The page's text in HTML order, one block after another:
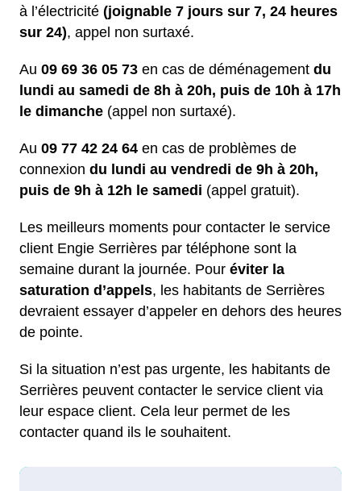
à l’électricité (joignable 7 jours sur 7, 24 heures
sur 24), appel non surtaxé.
Au 09 69 36 05 73 en cas de déménagement du
lundi au samedi de 8h à 20h, puis de 10h à 17h
le dimanche (appel non surtaxé).
Au 09 77 42 24 64 en cas de problèmes de
connexion du lundi au vendredi de 9h à 20h,
puis de 9h à 12h le samedi (appel gratuit).
Les meilleurs moments pour contacter le service
client Engie Serrières par téléphone sont la
semaine durant la journée. Pour éviter la
saturation d’appels, les habitants de Serrières
devraient essayer d’appeler en dehors des heures
de pointe.
Si la situation n’est pas urgente, les habitants de
Serrières peuvent contacter le service client via
leur espace client. Cela leur permet de les
contacter quand ils le souhaitent.